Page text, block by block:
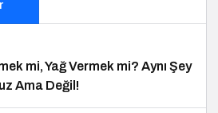
mi, Yağ Vermek mi? Aynı Şey
Ama Değil!